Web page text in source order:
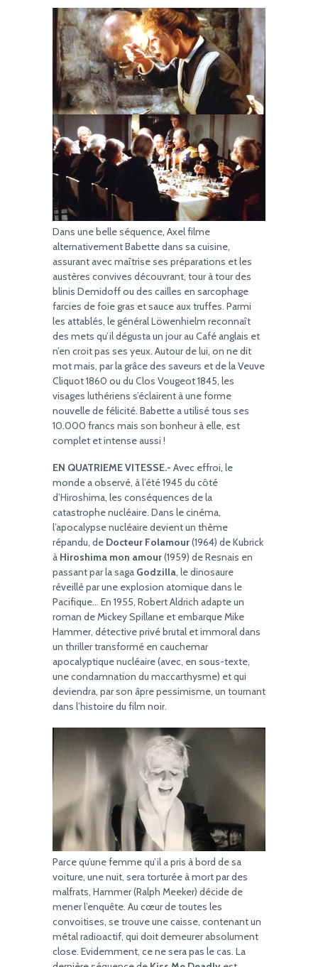
Dans une belle séquence, Axel filme
alternativement Babette dans sa cuisine,
assurant avec maîtrise ses préparations et les
austères convives découvrant, tour à tour des
blinis Demidoff ou des cailles en sarcophage
farcies de foie gras et sauce aux truffes. Parmi
les attablés, le général Löwenhielm reconnaît
des mets qu’il dégusta un jour au Café anglais et
n’en croit pas ses yeux. Autour de lui, on ne dit
mot mais, par la grâce des saveurs et de la Veuve
Cliquot 1860 ou du Clos Vougeot 1845, les
visages luthériens s’éclairent à une forme
nouvelle de félicité. Babette a utilisé tous ses
10.000 francs mais son bonheur à elle, est
complet et intense aussi !
EN QUATRIEME VITESSE.- Avec effroi, le
monde a observé, à l’été 1945 du côté
d’Hiroshima, les conséquences de la
catastrophe nucléaire. Dans le cinéma,
l’apocalypse nucléaire devient un thème
répandu, de Docteur Folamour(1964) de Kubrick
à Hiroshima mon amour(1959) de Resnais en
passant par la saga Godzilla, le dinosaure
réveillé par une explosion atomique dans le
Pacifique… En 1955, Robert Aldrich adapte un
roman de Mickey Spillane et embarque Mike
Hammer, détective privé brutal et immoral dans
un thriller transformé en cauchemar
apocalyptique nucléaire (avec, en sous-texte,
une condamnation du maccarthysme) et qui
deviendra, par son âpre pessimisme, un tournant
dans l’histoire du film noir.
Parce qu’une femme qu’il a pris à bord de sa
voiture, une nuit, sera torturée à mort par des
malfrats, Hammer (Ralph Meeker) décide de
mener l’enquête. Au cœur de toutes les
convoitises, se trouve une caisse, contenant un
métal radioactif, qui doit demeurer absolument
close. Evidemment, ce ne sera pas le cas. La